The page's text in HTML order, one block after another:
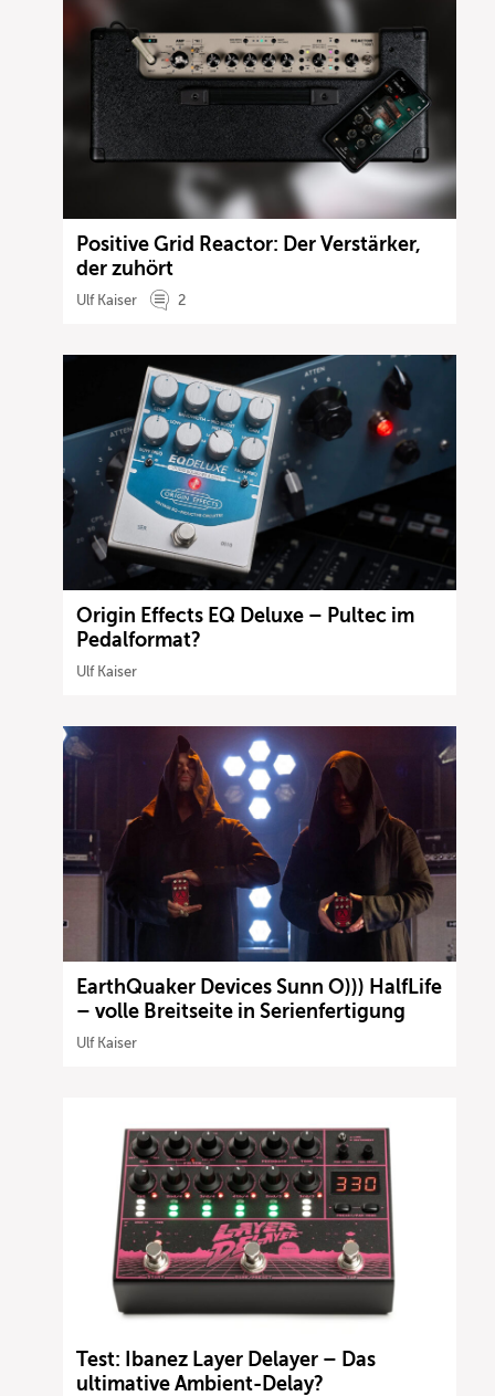
Positive Grid Reactor: Der Verstärker,
der zuhört
Ulf Kaiser 2
Origin Effects EQ Deluxe – Pultec im
Pedalformat?
Ulf Kaiser
EarthQuaker Devices Sunn O))) HalfLife
– volle Breitseite in Serienfertigung
Ulf Kaiser
Test: Ibanez Layer Delayer – Das
ultimative Ambient-Delay?